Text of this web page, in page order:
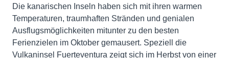
Die kanarischen Inseln haben sich mit ihren warmen
Temperaturen, traumhaften Stränden und genialen
Ausflugsmöglichkeiten mitunter zu den besten
Ferienzielen im Oktober gemausert. Speziell die
Vulkaninsel Fuerteventura zeigt sich im Herbst von einer